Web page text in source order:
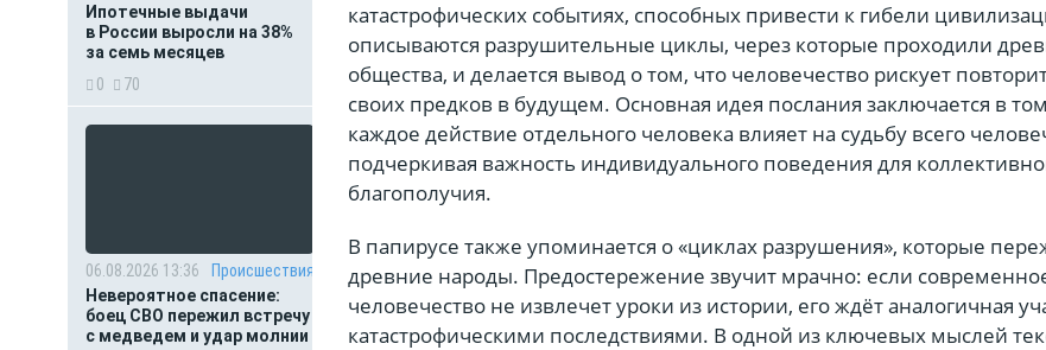
Ипотечные выдачи
в России выросли на 38%
за семь месяцев
0
70
06.08.2026 13:36
Происшествия
Невероятное спасение:
боец СВО пережил встречу
с медведем и удар молнии
катастрофических событиях, способных привести к гибели
описываются разрушительные циклы, через которые проходили
общества, и делается вывод о том, что человечество рискует
своих предков в будущем. Основная идея послания заключается в
каждое действие отдельного человека влияет на судьбу всего
подчеркивая важность индивидуального поведения для
благополучия.
В папирусе также упоминается о «циклах разрушения», которые
древние народы. Предостережение звучит мрачно: если
человечество не извлечет уроки из истории, его ждёт аналогичная
катастрофическими последствиями. В одной из ключевых мыслей